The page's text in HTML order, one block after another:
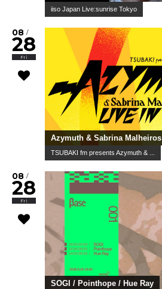
iiso Japan Live:sunrise Tokyo
08 /
28
Fri
Azymuth & Sabrina Malheiros
TSUBAKI fm presents Azymuth & ...
08 /
28
Fri
SOGI / Pointhope / Hue Ray